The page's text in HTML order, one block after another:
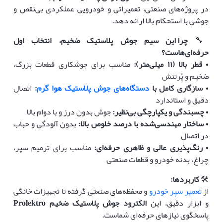
در پروژه‌های صنعتی، تعمیراتی و خودرویی عملکردی بی‌نقص و
جوشی با استحکام بالا ارائه دهد.
🔧 چرا این سیم جوش پلاستیک ضخیم، انتخاب اول
حرفه‌ای‌هاست؟
•قطر بالا (۱۱ میلی‌متر): مناسب برای جوشکاری قطعات بزرگ،
ضخیم و پُرتنش
•سازگاری کامل بادستگاه‌های جوش پلاستیک هوا گرم: اتصال
دقیق و استاندارد
•چسبندگی و یکپارچگی بی‌نظیر:جوش بدون درز و با دوام بالا
•ساختار مهندسی‌شده با درصد خلوص بالا:بدون آلودگی و حباب
در اتصال
•رنگ‌پذیری عالی و ظاهری حرفه‌ای: مناسب برای ترمیم سپر،
چراغ، بدنه خودرو و قطعات صنعتی
🛠️کاربردها:
ازتعمیر سپر خودروو محفظه‌های صنعتی گرفته تا تجهیزات خانگی
و ابزار دقیق، این الکترود جوش پلاستیک ضخیم
پاسخگوی نیازهای حرفه‌ای شماست.